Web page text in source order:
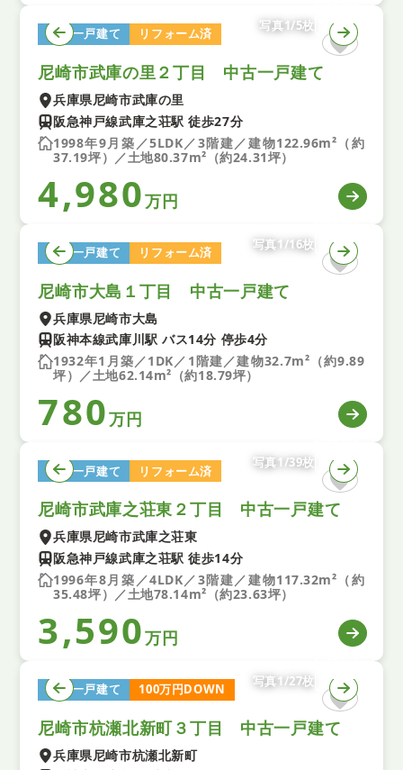
中古一戸建て リフォーム済
写真1/5枚
尼崎市武庫の里２丁目 中古一戸建て
兵庫県尼崎市武庫の里
阪急神戸線武庫之荘駅 徒歩27分
1998年9月築／5LDK／3階建／建物122.96m²（約
37.19坪）／土地80.37m²（約24.31坪）
4,980万円
中古一戸建て リフォーム済
写真1/16枚
尼崎市大島１丁目 中古一戸建て
兵庫県尼崎市大島
阪神本線武庫川駅 バス14分 停歩4分
1932年1月築／1DK／1階建／建物32.7m²（約9.89
坪）／土地62.14m²（約18.79坪）
780万円
中古一戸建て リフォーム済
写真1/39枚
尼崎市武庫之荘東２丁目 中古一戸建て
兵庫県尼崎市武庫之荘東
阪急神戸線武庫之荘駅 徒歩14分
1996年8月築／4LDK／3階建／建物117.32m²（約
35.48坪）／土地78.14m²（約23.63坪）
3,590万円
中古一戸建て 100万円DOWN
写真1/27枚
尼崎市杭瀬北新町３丁目 中古一戸建て
兵庫県尼崎市杭瀬北新町